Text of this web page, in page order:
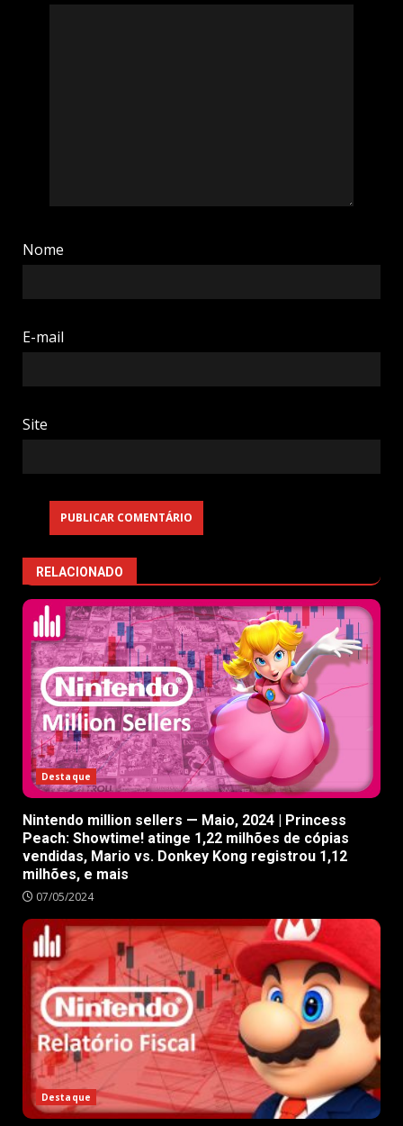
Nome
E-mail
Site
RELACIONADO
Destaque
Nintendo million sellers — Maio, 2024 | Princess
Peach: Showtime! atinge 1,22 milhões de cópias
vendidas, Mario vs. Donkey Kong registrou 1,12
milhões, e mais
07/05/2024
Destaque